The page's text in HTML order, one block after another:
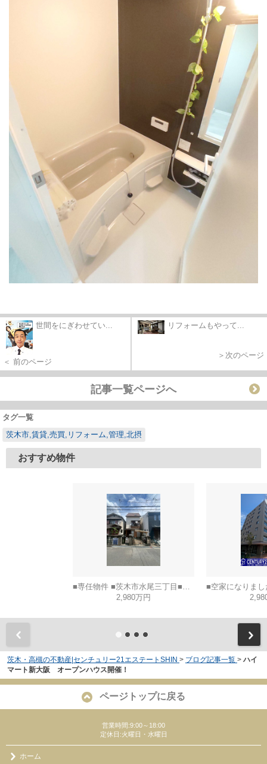
世間をにぎわせてい...
＜ 前のページ
リフォームもやって...
＞次のページ
記事一覧ページへ
タグ一覧
茨木市,賃貸,売買,リフォーム,管理,北摂
おすすめ物件
■専任物件 ■茨木市水尾三丁目■建築条件なし土地
2,980万円
茨木・高槻の不動産|センチュリー21エステートSHIN > ブログ記事一覧 > ハイ
マート新大阪 オープンハウス開催！
ページトップに戻る
営業時間:9:00～18:00
定休日:火曜日・水曜日
ホーム